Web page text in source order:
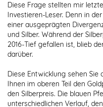
Diese Frage stellten mir
Investieren-Leser. Denn in
einer ausgeprägten
und Silber. Während der
2016-Tief gefallen ist, blieb
darüber.
Diese Entwicklung sehen
Ihnen im oberen Teil den
den Silberpreis. Die blauen
unterschiedlichen Verlauf,